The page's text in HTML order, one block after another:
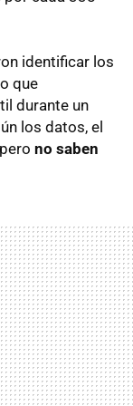
identificar los
que
durante un
los datos, el
no saben